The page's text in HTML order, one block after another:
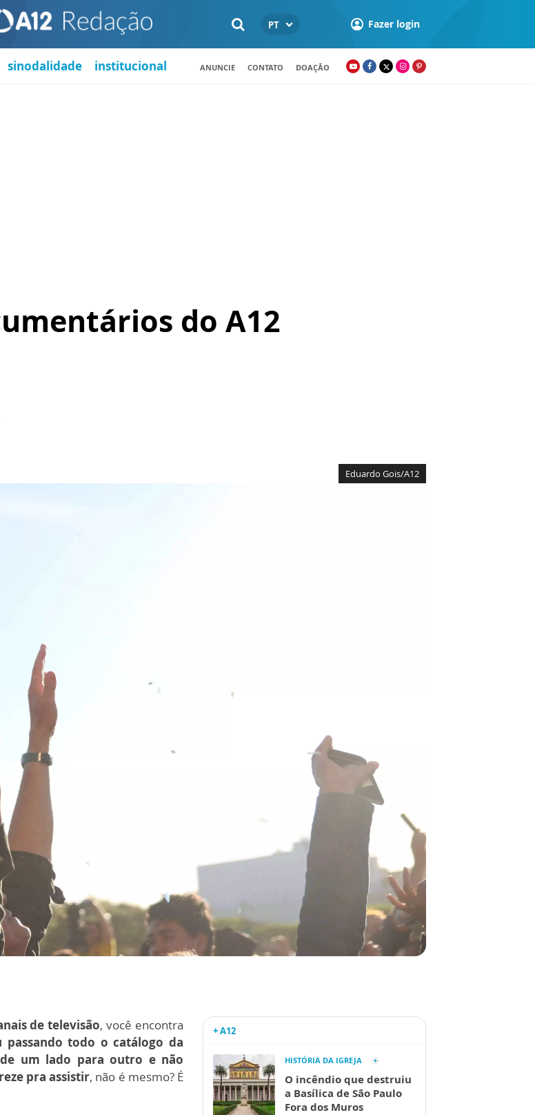
PT Fazer login
sinodalidade institucional ANUNCIE CONTATO DOAÇÃO
do A12
Eduardo Gois/A12
de televisão, você encontra
passando todo o catálogo da
um lado para outro e não
pra assistir, não é mesmo? É
+ A12
HISTÓRIA DA IGREJA
O incêndio que destruiu
a Basílica de São Paulo
Fora dos Muros